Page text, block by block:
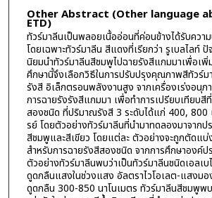
Other Abstract (Other language
ETD)
ทัวร์มาลีนเป็นพลอยเนื้ออ่อนที่ค่อนข้างได้รับคว
โดยเฉพาะทัวร์มาลีน สีแดงที่เรียกว่า รูเบลไลท์
นิยมนำทัวร์มาลีนสีชมพูไปฉายรังสีแกมมาเพื่อเพิ่
ศึกษานี้จึงเลือกวิธีในการปรับปรุงคุณภาพสีทัวร์ม
รังสี อิเล็กตรอนพลังงานสูง จากเครื่องเร่งอนุภ
การฉายรังรังสีแกมมา เพื่อทำการเปรียบเทียบสี
สองชนิด ที่ปริมาณรังสี 3 ระดับได้แก่ 400, 800
รย์ โดยตัวอย่างทัวร์มาลีนที่นำมาทดลองมาจากป
สีชมพูและสีเขียว โดยแต่ละ ตัวอย่างจะถูกตัดแ
สำหรับการฉายรังสีสองชนิด จากการศึกษาองค์ป
ตัวอย่างทัวร์มาลีนพบว่าเป็นทัวร์มาลีนชนิดเอลเ
ดูดกลืนแสงในช่วงแสง อัลตราไวโอเลต-แสงม
ดูดกลืน 300-850 นาโนเมตร ทัวร์มาลีนสีชมพูพ